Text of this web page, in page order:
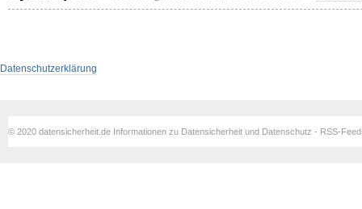
Datenschutzerklärung
© 2020 datensicherheit.de Informationen zu Datensicherheit und Datenschutz - RSS-